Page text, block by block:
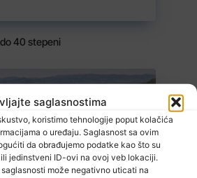
saglasnostima
koristimo tehnologije poput kolačića
o uređaju. Saglasnost sa ovim
da obrađujemo podatke kao što su
jedinstveni ID-ovi na ovoj veb lokaciji.
može negativno uticati na
40 stepeni